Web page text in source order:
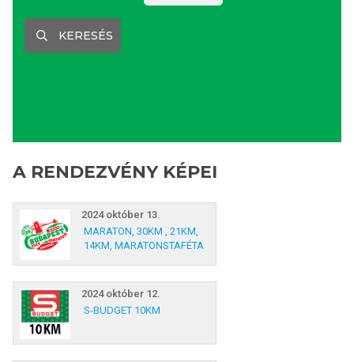
KERESÉS
A RENDEZVÉNY KÉPEI
2024 október 13.
MARATON, 30KM , 21KM,
14KM, MARATONSTAFÉTA
2024 október 12.
S-BUDGET 10KM